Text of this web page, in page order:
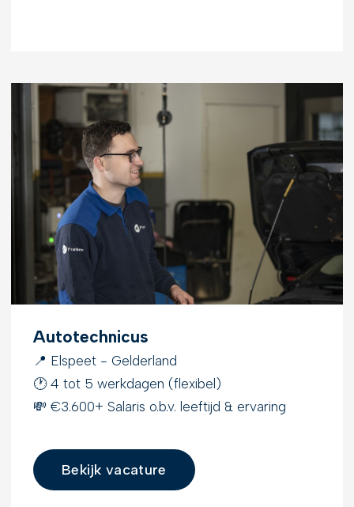
Autotechnicus
📍 Elspeet - Gelderland
🕐 4 tot 5 werkdagen (flexibel)
💸 €3.600+ Salaris o.b.v. leeftijd & ervaring
Bekijk vacature